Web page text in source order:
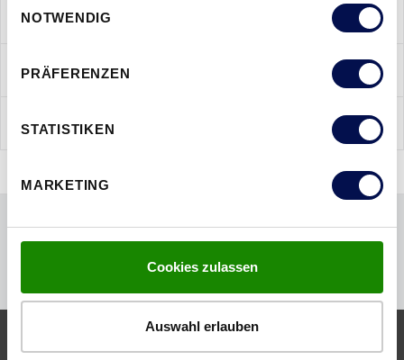
NOTWENDIG
PRÄFERENZEN
STATISTIKEN
MARKETING
Cookies zulassen
Auswahl erlauben
PRODUKTMERKMALE
PRODUKTANSICHTEN
WEITERE AUSFÜHRUNGEN